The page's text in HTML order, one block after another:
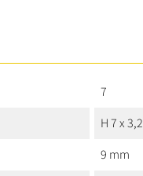
7
H 7 x 3,2
9 mm